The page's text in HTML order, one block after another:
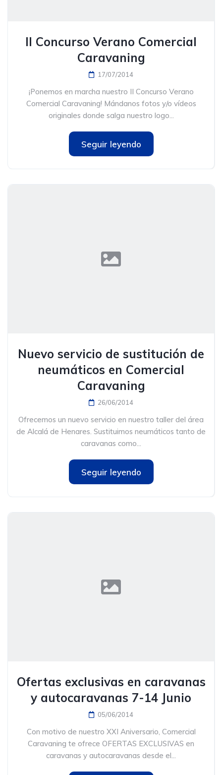
II Concurso Verano Comercial
Caravaning
17/07/2014
¡Ponemos en marcha nuestro II Concurso Verano
Comercial Caravaning! Mándanos fotos y/o vídeos
originales donde salga nuestro logo...
Seguir leyendo
Nuevo servicio de sustitución de
neumáticos en Comercial
Caravaning
26/06/2014
Ofrecemos un nuevo servicio en nuestro taller del área
de Alcalá de Henares. Sustituimos neumáticos tanto de
caravanas como...
Seguir leyendo
Ofertas exclusivas en caravanas
y autocaravanas 7-14 Junio
05/06/2014
Con motivo de nuestro XXI Aniversario, Comercial
Caravaning te ofrece OFERTAS EXCLUSIVAS en
caravanas y autocaravanas desde el...